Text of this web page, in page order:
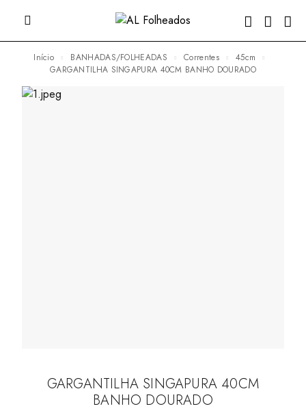
Início BANHADAS/FOLHEADAS Correntes
45cm
GARGANTILHA SINGAPURA 40CM BANHO DOURADO
GARGANTILHA SINGAPURA 40CM
BANHO DOURADO